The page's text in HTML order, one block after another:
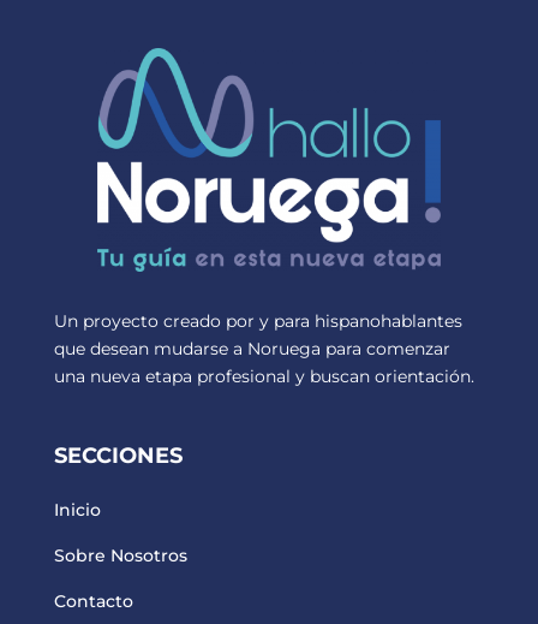
Un proyecto creado por y para hispanohablantes
que desean mudarse a Noruega para comenzar
una nueva etapa profesional y buscan orientación.
SECCIONES
Inicio
Sobre Nosotros
Contacto